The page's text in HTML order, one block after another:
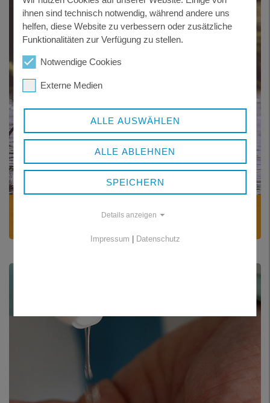
EU-BADEGEWÄSSER
ihnen sind technisch notwendig, während andere uns
helfen, diese Website zu verbessern oder zusätzliche
Funktionalitäten zur Verfügung zu stellen.
Notwendige Cookies
Externe Medien
ALLE AUSWÄHLEN
ALLE ABLEHNEN
SPEICHERN
Details anzeigen
Impressum Datenschutz